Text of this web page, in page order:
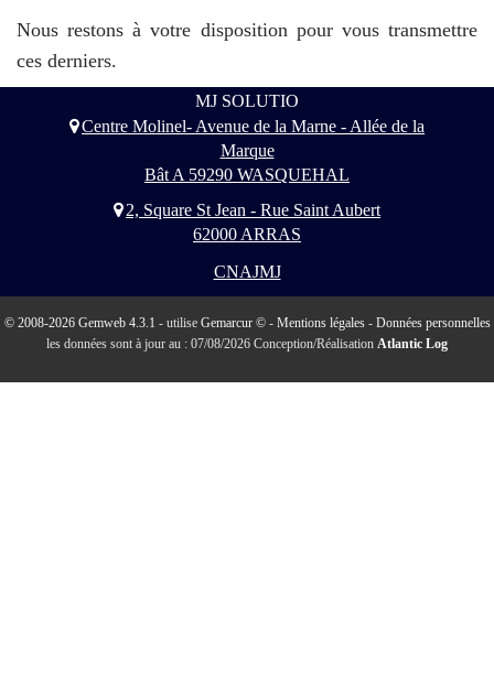
Nous restons à votre disposition pour vous transmettre
ces derniers.
MJ SOLUTIO
Centre Molinel- Avenue de la Marne - Allée de la
Marque
Bât A 59290 WASQUEHAL
2, Square St Jean - Rue Saint Aubert
62000 ARRAS
CNAJMJ
© 2008-2026 Gemweb 4.3.1 - utilise Gemarcur ©- Mentions légales- Données personnelles
les données sont à jour au : 07/08/2026 Conception/Réalisation Atlantic Log